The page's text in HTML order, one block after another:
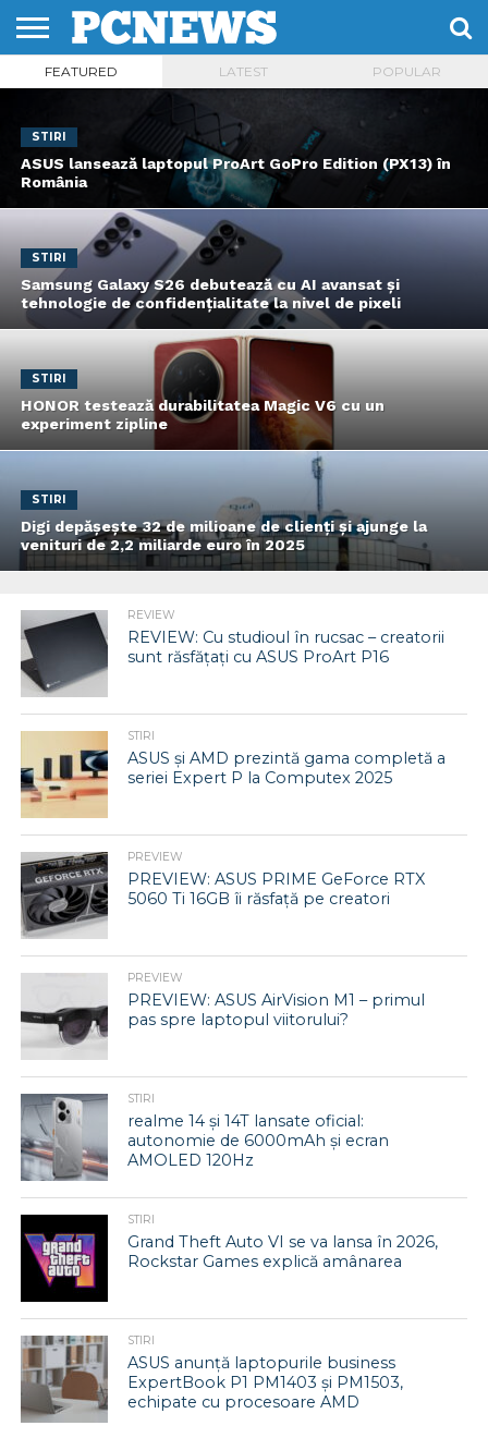
HOME
STIRI
REVIEWS
DESPRE
CONTACT
TERMENI
CODURI/LICENTE
FEATURED LATEST POPULAR
STIRI
ASUS lansează laptopul ProArt GoPro Edition (PX13) în
România
STIRI
Samsung Galaxy S26 debutează cu AI avansat și
tehnologie de confidențialitate la nivel de pixeli
STIRI
HONOR testează durabilitatea Magic V6 cu un
experiment zipline
STIRI
Digi depășește 32 de milioane de clienți și ajunge la
venituri de 2,2 miliarde euro în 2025
REVIEW
REVIEW: Cu studioul în rucsac – creatorii
sunt răsfățați cu ASUS ProArt P16
STIRI
ASUS și AMD prezintă gama completă a
seriei Expert P la Computex 2025
PREVIEW
PREVIEW: ASUS PRIME GeForce RTX
5060 Ti 16GB îi răsfață pe creatori
PREVIEW
PREVIEW: ASUS AirVision M1 – primul
pas spre laptopul viitorului?
STIRI
realme 14 și 14T lansate oficial:
autonomie de 6000mAh și ecran
AMOLED 120Hz
STIRI
Grand Theft Auto VI se va lansa în 2026,
Rockstar Games explică amânarea
STIRI
ASUS anunță laptopurile business
ExpertBook P1 PM1403 și PM1503,
echipate cu procesoare AMD